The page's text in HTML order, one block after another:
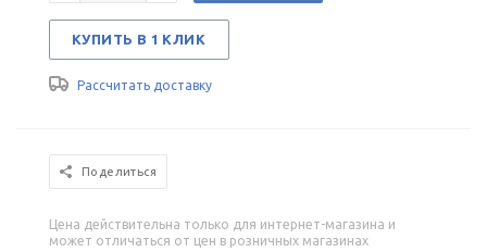
КУПИТЬ В 1 КЛИК
Рассчитать доставку
Поделиться
Цена действительна только для интернет-магазина и
может отличаться от цен в розничных магазинах